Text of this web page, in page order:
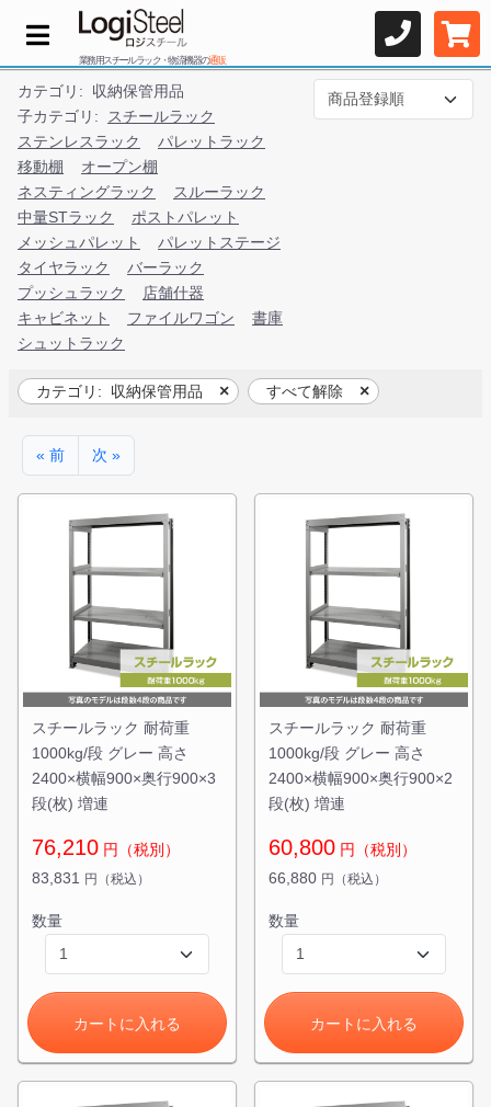
業務用スチールラック・物流機器の通販
カテゴリ:
収納保管用品
子カテゴリ:
スチールラック
ステンレスラック
パレットラック
移動棚
オープン棚
ネスティングラック
スルーラック
中量STラック
ポストパレット
メッシュパレット
パレットステージ
タイヤラック
バーラック
プッシュラック
店舗什器
キャビネット
ファイルワゴン
書庫
シュットラック
カテゴリ: 収納保管用品 すべて解除
« 前 次 »
スチールラック 耐荷重
1000kg/段 グレー 高さ
2400×横幅900×奥行900×3
段(枚) 増連
76,210 円（税別）
83,831
円（税込）
数量
カートに入れる
スチールラック 耐荷重
1000kg/段 グレー 高さ
2400×横幅900×奥行900×2
段(枚) 増連
60,800 円（税別）
66,880 円（税込）
数量
カートに入れる